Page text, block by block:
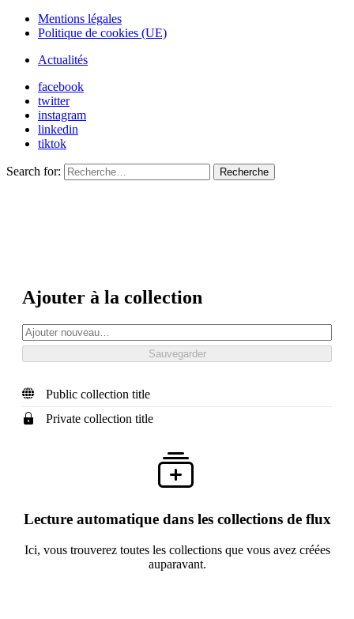
Mentions légales
Politique de cookies (UE)
Actualités
facebook
twitter
instagram
linkedin
tiktok
Search for: Recherche
Ajouter à la collection
Public collection title
Private collection title
Lecture automatique dans les collections de flux
Ici, vous trouverez toutes les collections que vous avez créées
auparavant.